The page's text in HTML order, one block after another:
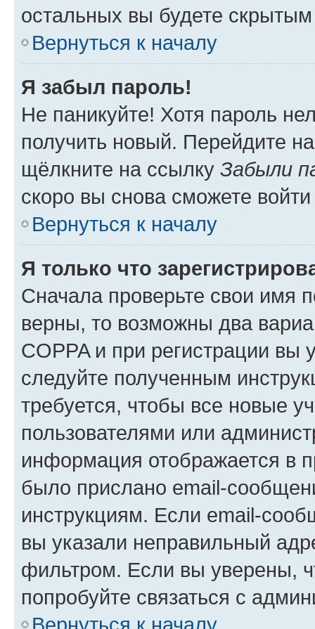
остальных вы будете
Вернуться к началу
Я забыл пароль!
Не паникуйте! Хотя пароль
получить новый. Перейдите
щёлкните на ссылку Забыли
скоро вы снова сможете
Вернуться к началу
Я только что
Сначала проверьте свои имя
верны, то возможны два
COPPA и при регистрации вы
следуйте полученным
требуется, чтобы все новые
пользователями или
информация отображается в
было прислано email-
инструкциям. Если email-
вы указали неправильный
фильтром. Если вы уверены,
попробуйте связаться с
Вернуться к началу